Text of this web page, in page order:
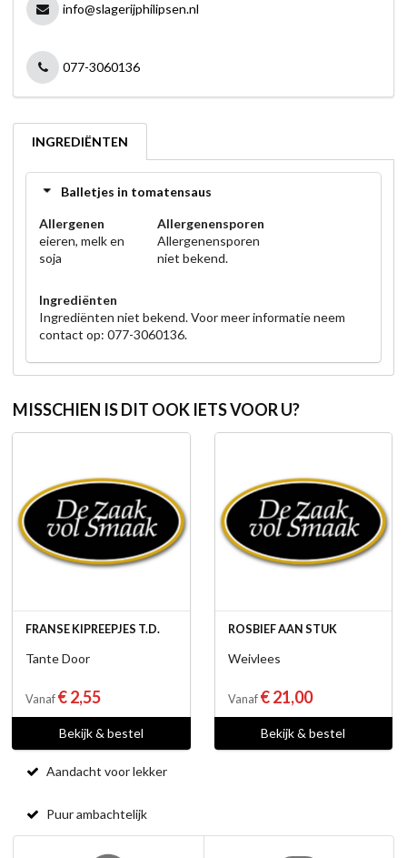
info@slagerijphilipsen.nl
077-3060136
INGREDIËNTEN
Balletjes in tomatensaus
Allergenen
eieren, melk en
soja
Allergenensporen
Allergenensporen
niet bekend.
Ingrediënten
Ingrediënten niet bekend. Voor meer informatie neem
contact op: 077-3060136.
MISSCHIEN IS DIT OOK IETS VOOR U?
FRANSE KIPREEPJES T.D.
Tante Door
Vanaf € 2,55
Bekijk & bestel
ROSBIEF AAN STUK
Weivlees
Vanaf € 21,00
Bekijk & bestel
Aandacht voor lekker
Puur ambachtelijk